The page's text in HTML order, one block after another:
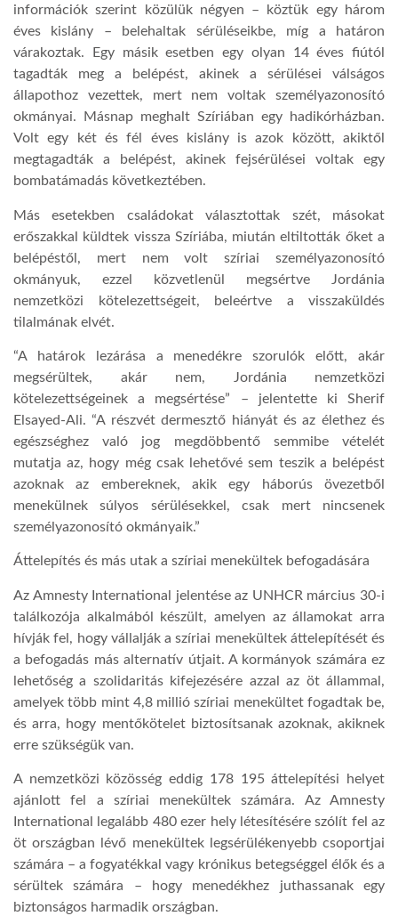
információk szerint közülük négyen – köztük egy három
éves kislány – belehaltak sérüléseikbe, míg a határon
várakoztak. Egy másik esetben egy olyan 14 éves fiútól
tagadták meg a belépést, akinek a sérülései válságos
állapothoz vezettek, mert nem voltak személyazonosító
okmányai. Másnap meghalt Szíriában egy hadikórházban.
Volt egy két és fél éves kislány is azok között, akiktől
megtagadták a belépést, akinek fejsérülései voltak egy
bombatámadás következtében.
Más esetekben családokat választottak szét, másokat
erőszakkal küldtek vissza Szíriába, miután eltiltották őket a
belépéstől, mert nem volt szíriai személyazonosító
okmányuk, ezzel közvetlenül megsértve Jordánia
nemzetközi kötelezettségeit, beleértve a visszaküldés
tilalmának elvét.
“A határok lezárása a menedékre szorulók előtt, akár
megsérültek, akár nem, Jordánia nemzetközi
kötelezettségeinek a megsértése” – jelentette ki Sherif
Elsayed-Ali. “A részvét dermesztő hiányát és az élethez és
egészséghez való jog megdöbbentő semmibe vételét
mutatja az, hogy még csak lehetővé sem teszik a belépést
azoknak az embereknek, akik egy háborús övezetből
menekülnek súlyos sérülésekkel, csak mert nincsenek
személyazonosító okmányaik.”
Áttelepítés és más utak a szíriai menekültek befogadására
Az Amnesty International jelentése az UNHCR március 30-i
találkozója alkalmából készült, amelyen az államokat arra
hívják fel, hogy vállalják a szíriai menekültek áttelepítését és
a befogadás más alternatív útjait. A kormányok számára ez
lehetőség a szolidaritás kifejezésére azzal az öt állammal,
amelyek több mint 4,8 millió szíriai menekültet fogadtak be,
és arra, hogy mentőkötelet biztosítsanak azoknak, akiknek
erre szükségük van.
A nemzetközi közösség eddig 178 195 áttelepítési helyet
ajánlott fel a szíriai menekültek számára. Az Amnesty
International legalább 480 ezer hely létesítésére szólít fel az
öt országban lévő menekültek legsérülékenyebb csoportjai
számára – a fogyatékkal vagy krónikus betegséggel élők és a
sérültek számára – hogy menedékhez juthassanak egy
biztonságos harmadik országban.